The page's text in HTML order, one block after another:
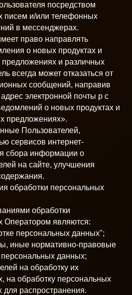
посредством
писем и/или телефонных
в мессенджерах.
право направлять
о новых продуктах и
предложениях и различных
всегда может отказаться от
сообщений, направив
электронной почты p с
о новых продуктах и
предложениях».
Пользователей,
сервисов интернет-
сбора информации о
на сайте, улучшения
обработки персональных
обработки
Оператором являются:
персональных данных";
иные нормативно-правовые
данных;
на обработку их
на обработку персональных
распространения.